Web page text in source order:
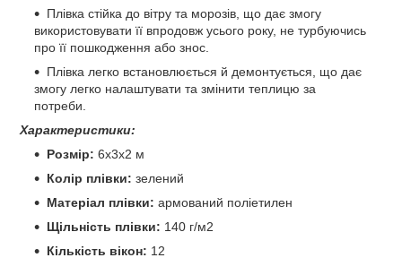
Плівка стійка до вітру та морозів, що дає змогу
використовувати її впродовж усього року, не турбуючись
про її пошкодження або знос.
Плівка легко встановлюється й демонтується, що дає
змогу легко налаштувати та змінити теплицю за
потреби.
Характеристики:
Розмір: 6х3х2 м
Колір плівки: зелений
Матеріал плівки: армований поліетилен
Щільність плівки: 140 г/м2
Кількість вікон: 12